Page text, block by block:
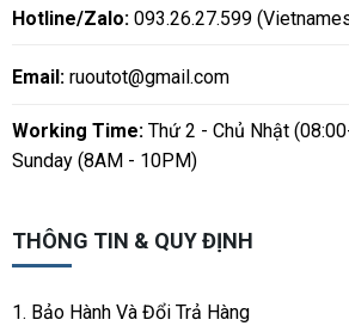
Hotline/Zalo:093.26.27.599
Email: ruoutot@gmail.com
Working Time:Thứ 2 - Chủ Nhật
Sunday (8AM - 10PM)
THÔNG TIN & QUY ĐỊNH
1. Bảo Hành Và Đổi Trả Hàng